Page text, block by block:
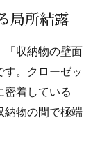
局所結露
「収納物の壁面
す。クローゼッ
密着している
納物の間で極端